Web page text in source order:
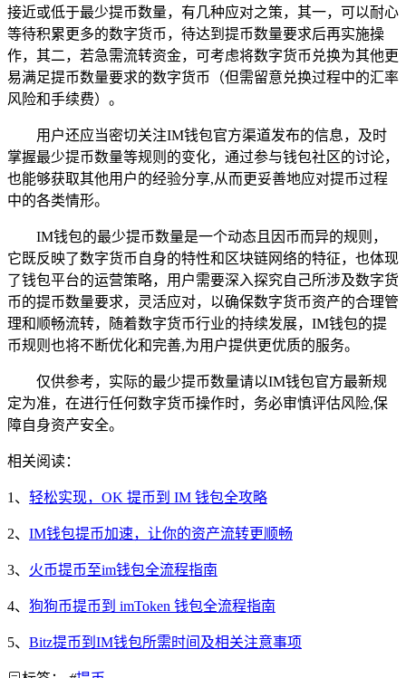
接近或低于最少提币数量，有几种应对之策，其一，可以耐心
等待积累更多的数字货币，待达到提币数量要求后再实施操
作，其二，若急需流转资金，可考虑将数字货币兑换为其他更
易满足提币数量要求的数字货币（但需留意兑换过程中的汇率
风险和手续费）。
用户还应当密切关注IM钱包官方渠道发布的信息，及时
掌握最少提币数量等规则的变化，通过参与钱包社区的讨论，
也能够获取其他用户的经验分享,从而更妥善地应对提币过程
中的各类情形。
IM钱包的最少提币数量是一个动态且因币而异的规则，
它既反映了数字货币自身的特性和区块链网络的特征，也体现
了钱包平台的运营策略，用户需要深入探究自己所涉及数字货
币的提币数量要求，灵活应对，以确保数字货币资产的合理管
理和顺畅流转，随着数字货币行业的持续发展，IM钱包的提
币规则也将不断优化和完善,为用户提供更优质的服务。
仅供参考，实际的最少提币数量请以IM钱包官方最新规
定为准，在进行任何数字货币操作时，务必审慎评估风险,保
障自身资产安全。
相关阅读：
1、 轻松实现，OK 提币到 IM 钱包全攻略
2、 IM钱包提币加速，让你的资产流转更顺畅
3、 火币提币至im钱包全流程指南
4、 狗狗币提币到 imToken 钱包全流程指南
5、 Bitz提币到IM钱包所需时间及相关注意事项